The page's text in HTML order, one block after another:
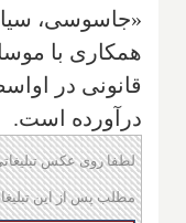
«جاسوسی،
همکاری با
قانونی در
درآورده است.
لطفا روی عکس
مطلب پس از این